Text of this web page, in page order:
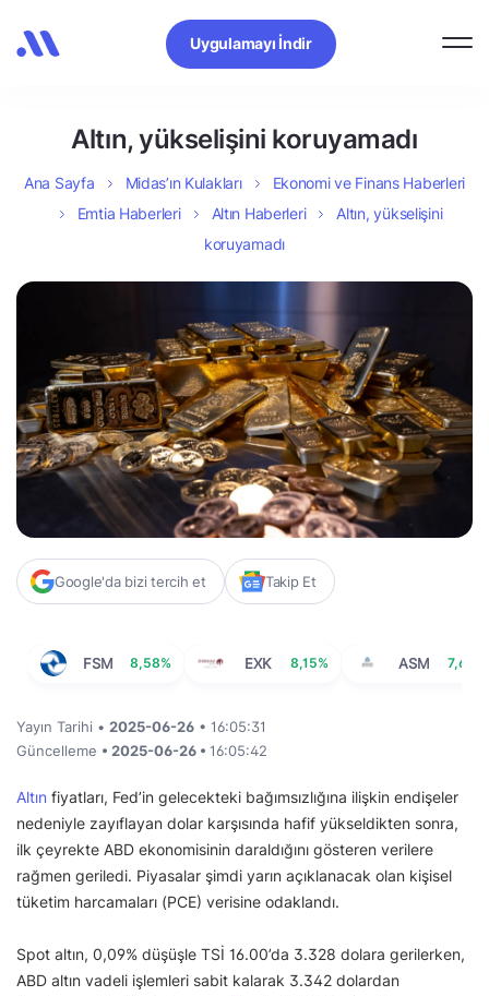
Uygulamayı İndir
Altın, yükselişini koruyamadı
Ana Sayfa Midas’ın Kulakları
Ekonomi ve Finans Haberleri
Emtia Haberleri
Altın Haberleri
Altın, yükselişini
koruyamadı
Google'da bizi tercih et Takip Et
FSM 8,58% EXK 8,15% ASM 7,68%
Yayın Tarihi • 2025-06-26 • 16:05:31
Güncelleme • 2025-06-26 • 16:05:42
Altın fiyatları, Fed’in gelecekteki bağımsızlığına ilişkin endişeler
nedeniyle zayıflayan dolar karşısında hafif yükseldikten sonra,
ilk çeyrekte ABD ekonomisinin daraldığını gösteren verilere
rağmen geriledi. Piyasalar şimdi yarın açıklanacak olan kişisel
tüketim harcamaları (PCE) verisine odaklandı.
Spot altın, 0,09% düşüşle TSİ 16.00’da 3.328 dolara gerilerken,
ABD altın vadeli işlemleri sabit kalarak 3.342 dolardan